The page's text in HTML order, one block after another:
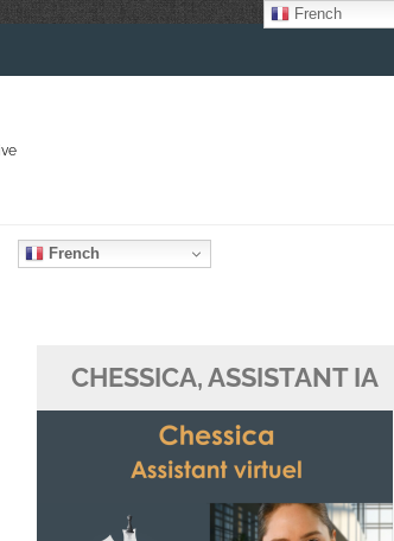
French
CHESSICA, ASSISTANT IA
French